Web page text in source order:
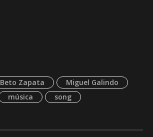
Beto Zapata
Miguel Galindo
música
song